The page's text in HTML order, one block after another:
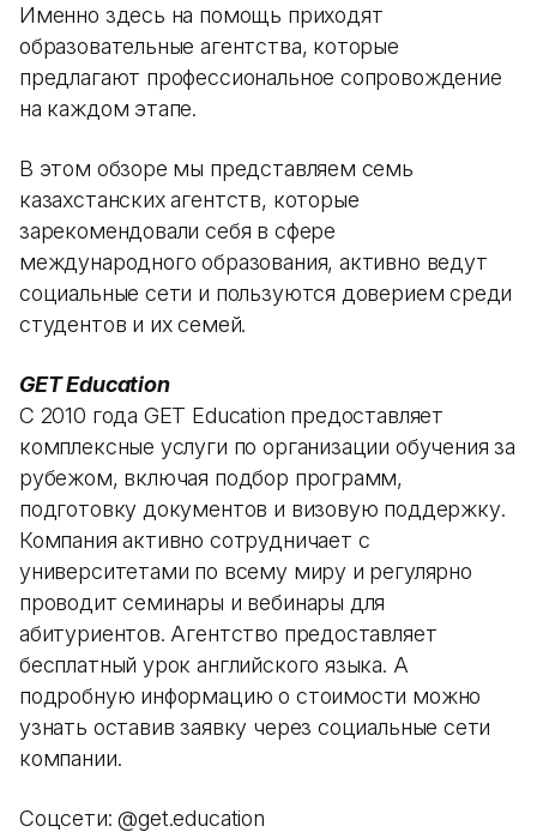
Именно здесь на помощь приходят
образовательные агентства, которые
предлагают профессиональное сопровождение
на каждом этапе.​
В этом обзоре мы представляем семь
казахстанских агентств, которые
зарекомендовали себя в сфере
международного образования, активно ведут
социальные сети и пользуются доверием среди
студентов и их семей.​
GET Education
С 2010 года GET Education предоставляет
комплексные услуги по организации обучения за
рубежом, включая подбор программ,
подготовку документов и визовую поддержку.
Компания активно сотрудничает с
университетами по всему миру и регулярно
проводит семинары и вебинары для
абитуриентов. Агентство предоставляет
бесплатный урок английского языка. А
подробную информацию о стоимости можно
узнать оставив заявку через социальные сети
компании.
Соцсети: @get.education